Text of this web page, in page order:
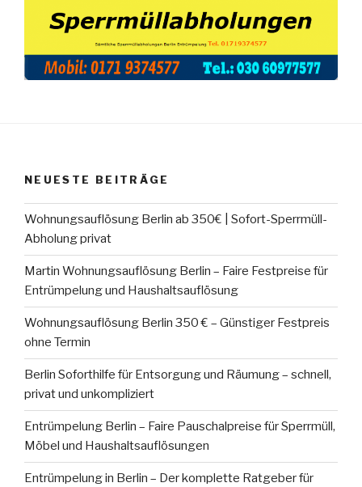
NEUESTE BEITRÄGE
Wohnungsauflösung Berlin ab 350€ | Sofort-Sperrmüll-
Abholung privat
Martin Wohnungsauflösung Berlin – Faire Festpreise für
Entrümpelung und Haushaltsauflösung
Wohnungsauflösung Berlin 350 € – Günstiger Festpreis
ohne Termin
Berlin Soforthilfe für Entsorgung und Räumung – schnell,
privat und unkompliziert
Entrümpelung Berlin – Faire Pauschalpreise für Sperrmüll,
Möbel und Haushaltsauflösungen
Entrümpelung in Berlin – Der komplette Ratgeber für